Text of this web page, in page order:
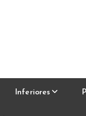
Inferiores